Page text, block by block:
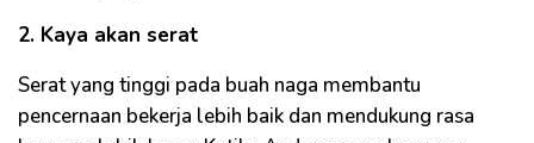
2. Kaya akan serat
Serat yang tinggi pada buah naga membantu
pencernaan bekerja lebih baik dan mendukung rasa